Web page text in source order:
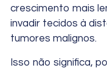
crescimento mais
invadir tecidos à
tumores malignos.
Isso não significa,